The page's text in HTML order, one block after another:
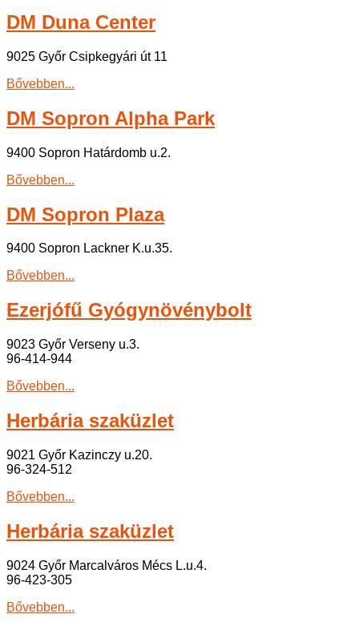
DM Duna Center
9025 Győr Csipkegyári út 11
Bővebben...
DM Sopron Alpha Park
9400 Sopron Határdomb u.2.
Bővebben...
DM Sopron Plaza
9400 Sopron Lackner K.u.35.
Bővebben...
Ezerjófű Gyógynövénybolt
9023 Győr Verseny u.3.
96-414-944
Bővebben...
Herbária szaküzlet
9021 Győr Kazinczy u.20.
96-324-512
Bővebben...
Herbária szaküzlet
9024 Győr Marcalváros Mécs L.u.4.
96-423-305
Bővebben...